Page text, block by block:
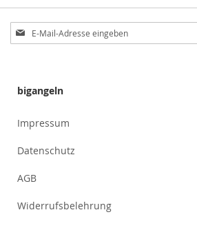
Anmeldung
zum
bigangeln
Impressum
Datenschutz
AGB
Widerrufsbelehrung